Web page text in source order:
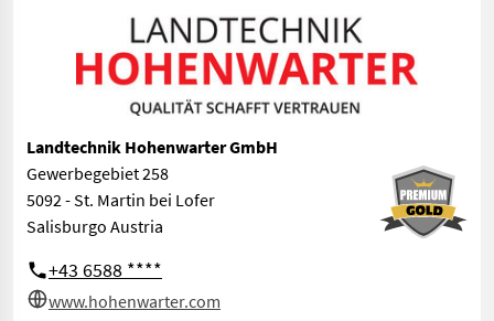
Landtechnik Hohenwarter GmbH
Gewerbegebiet 258
5092 - St. Martin bei Lofer
Salisburgo Austria
+43 6588 ****
www.hohenwarter.com